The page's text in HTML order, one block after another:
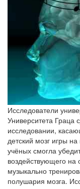
Исследователи
Университета Граца
исследовании,
детский мозг игры
учёных смогла
воздействующего на
музыкально
полушария мозга.